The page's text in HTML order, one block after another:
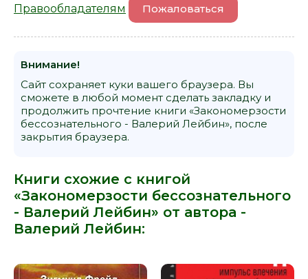
Правообладателям Пожаловаться
Внимание!
Сайт сохраняет куки вашего браузера. Вы
сможете в любой момент сделать закладку и
продолжить прочтение книги «Закономерзости
бессознательного - Валерий Лейбин», после
закрытия браузера.
Книги схожие с книгой
«Закономерзости бессознательного
- Валерий Лейбин» от автора -
Валерий Лейбин: